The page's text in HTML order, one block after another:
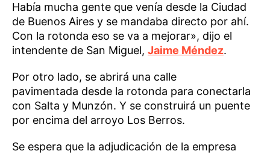
Había mucha gente que venía desde la Ciudad
de Buenos Aires y se mandaba directo por ahí.
Con la rotonda eso se va a mejorar», dijo el
intendente de San Miguel, Jaime Méndez.
Por otro lado, se abrirá una calle
pavimentada desde la rotonda para conectarla
con Salta y Munzón. Y se construirá un puente
por encima del arroyo Los Berros.
Se espera que la adjudicación de la empresa